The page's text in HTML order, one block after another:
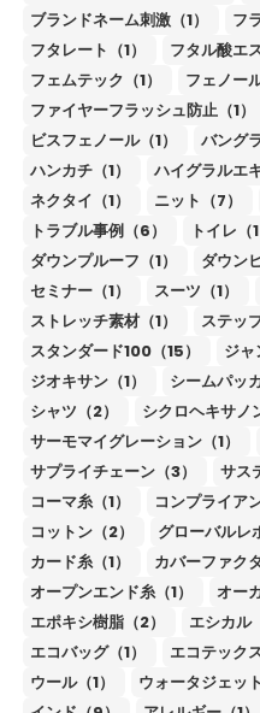
ブランドネーム刺激（1）
フ
フタレート（1）
フタル酸エ
フェムテック（1）
フェノー
ファイヤーフラッシュ防止（1）
ビスフェノール（1）
バング
ハンカチ（1）
ハイグラルエ
ネクタイ（1）
ニット（7）
トラブル事例（6）
トイレ（1
ダウンプルーフ（1）
ダウン
セミナー（1）
スーツ（1）
ストレッチ素材（1）
ステッ
スタンダード100（15）
ジャ
ジオキサン（1）
シームパッ
シャツ（2）
シクロヘキサノ
サーモマイグレーション（1）
サプライチェーン（3）
サス
コーマ糸（1）
コンプライア
コットン（2）
グローバルレ
カード糸（1）
カバーファク
オープンエンド糸（1）
オー
エポキシ樹脂（2）
エシカル
エコバッグ（1）
エコテック
ウール（1）
ウォータジェット